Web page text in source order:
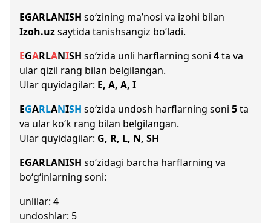
EGARLANISH so‘zining ma’nosi va izohi bilan
Izoh.uzsaytida tanishsangiz bo‘ladi.
EGARLANISH so‘zida unli harflarning soni 4ta va
ular qizil rang bilan belgilangan.
Ular quyidagilar: E, A, A, I
EGARLANISH so‘zida undosh harflarning soni 5ta
va ular ko‘k rang bilan belgilangan.
Ular quyidagilar: G, R, L, N, SH
EGARLANISH so‘zidagi barcha harflarning va
bo‘g‘inlarning soni:
unlilar: 4
undoshlar: 5